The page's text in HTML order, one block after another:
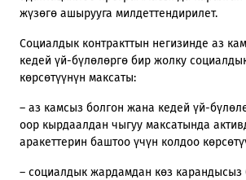
жүзөгө ашырууга милдеттендирилет.
Социалдык контракттын негизинде аз
кедей үй-бүлөлөргө бир жолку
көрсөтүүнүн максаты:
– аз камсыз болгон жана кедей үй-
оор кырдаалдан чыгуу максатында
аракеттерин баштоо үчүн колдоо
– социалдык жардамдан көз карандысыз